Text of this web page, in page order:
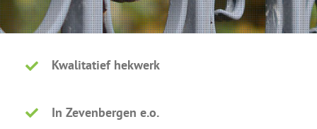
Kwalitatief hekwerk
In Zevenbergen e.o.